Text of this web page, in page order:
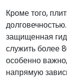
Кроме того,
защищенная
служить более
особенно
напрямую